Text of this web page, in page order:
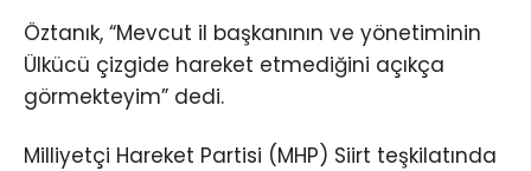
Öztanık, “Mevcut il başkanının ve yönetiminin
Ülkücü çizgide hareket etmediğini açıkça
görmekteyim” dedi.
Milliyetçi Hareket Partisi (MHP) Siirt teşkilatında